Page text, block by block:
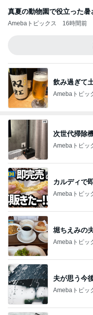
真夏の動物園で役立った暑
Amebaトピックス 16時間前
飲み過ぎて
Amebaトピッ
次世代掃除
Amebaトピッ
カルディで
Amebaトピッ
堀ちえみの
Amebaトピッ
夫が思う今
Amebaトピッ